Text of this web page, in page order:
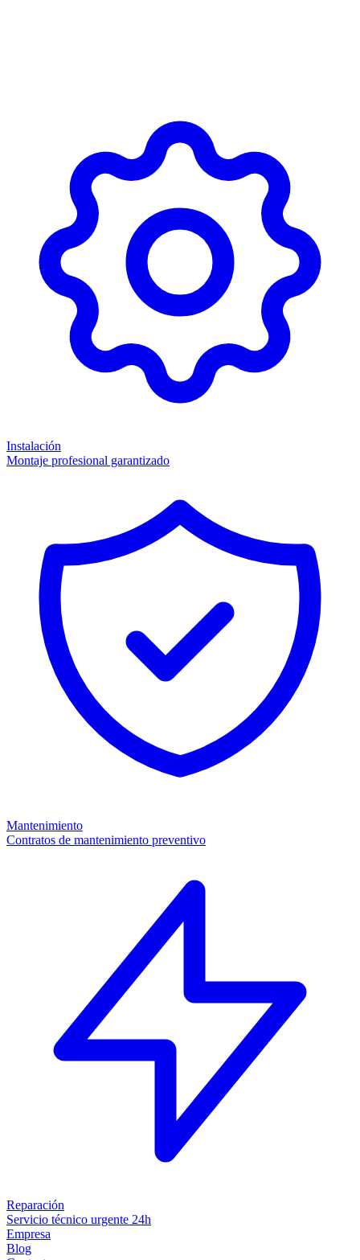
Instalación
Montaje profesional garantizado
Mantenimiento
Contratos de mantenimiento preventivo
Reparación
Servicio técnico urgente 24h
Empresa
Blog